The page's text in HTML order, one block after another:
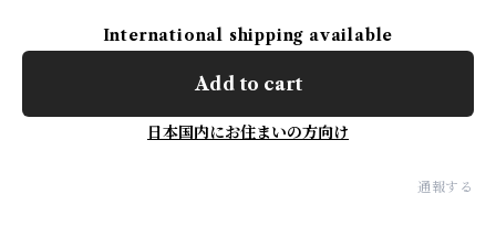
International shipping available
Add to cart
日本国内にお住まいの方向け
通報する